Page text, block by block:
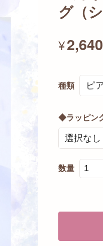
グ（
¥2,640
種類
◆ラッピン
数量